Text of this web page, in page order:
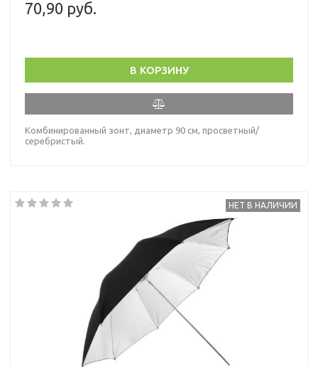
70,90 руб.
В КОРЗИНУ
Комбинированный зонт, диаметр 90 см, просветный/
серебристый.
НЕТ В НАЛИЧИИ